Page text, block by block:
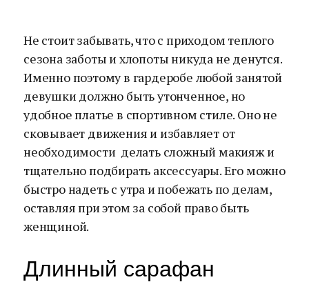
Не стоит забывать, что с приходом теплого
сезона заботы и хлопоты никуда не денутся.
Именно поэтому в гардеробе любой занятой
девушки должно быть утонченное, но
удобное платье в спортивном стиле. Оно не
сковывает движения и избавляет от
необходимости делать сложный макияж и
тщательно подбирать аксессуары. Его можно
быстро надеть с утра и побежать по делам,
оставляя при этом за собой право быть
женщиной.
Длинный сарафан